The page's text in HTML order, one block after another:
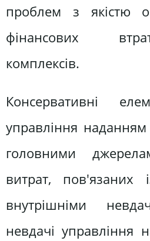
проблем з якістю
фінансових
комплексів.
Консервативні
управління наданням
головними
витрат, пов'язаних
внутрішніми
невдачі управління